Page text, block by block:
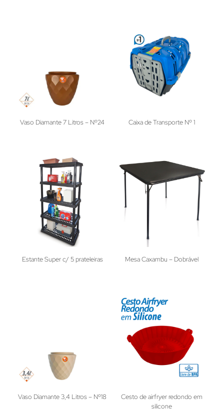
Vaso Diamante 7 Litros – Nº24 Caixa de Transporte Nº 1
Estante Super c/ 5 prateleiras Mesa Caxambu – Dobrável
Vaso Diamante 3,4 Litros – Nº18
Cesto de airfryer redondo em
silicone